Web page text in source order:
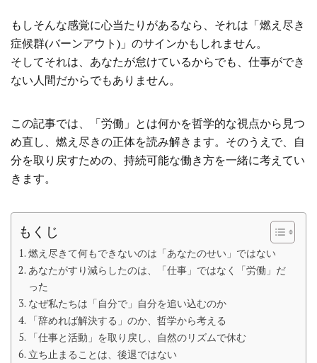
もしそんな感覚に心当たりがあるなら、それは「燃え尽き
症候群(バーンアウト)」のサインかもしれません。
そしてそれは、あなたが怠けているからでも、仕事ができ
ない人間だからでもありません。
この記事では、「労働」とは何かを哲学的な視点から見つ
め直し、燃え尽きの正体を読み解きます。そのうえで、自
分を取り戻すための、持続可能な働き方を一緒に考えてい
きます。
もくじ
燃え尽きて何もできないのは「あなたのせい」ではない
あなたがすり減らしたのは、「仕事」ではなく「労働」だ
った
なぜ私たちは「自分で」自分を追い込むのか
「辞めれば解決する」のか、哲学から考える
「仕事と活動」を取り戻し、自然のリズムで休む
立ち止まることは、後退ではない